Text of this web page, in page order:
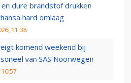
en dure brandstof drukken
hard omlaag
11:38
komend weekend bij
van SAS Noorwegen